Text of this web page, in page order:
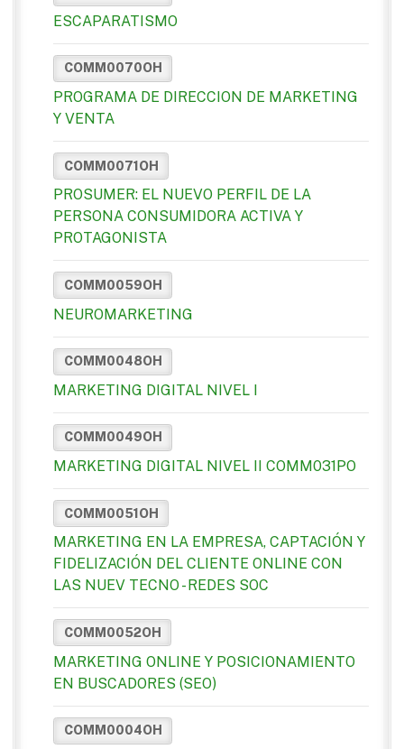
ESCAPARATISMO
COMM0070OH
PROGRAMA DE DIRECCION DE MARKETING
Y VENTA
COMM0071OH
PROSUMER: EL NUEVO PERFIL DE LA
PERSONA CONSUMIDORA ACTIVA Y
PROTAGONISTA
COMM0059OH
NEUROMARKETING
COMM0048OH
MARKETING DIGITAL NIVEL I
COMM0049OH
MARKETING DIGITAL NIVEL II COMM031PO
COMM0051OH
MARKETING EN LA EMPRESA, CAPTACIÓN Y
FIDELIZACIÓN DEL CLIENTE ONLINE CON
LAS NUEV TECNO - REDES SOC
COMM0052OH
MARKETING ONLINE Y POSICIONAMIENTO
EN BUSCADORES (SEO)
COMM0004OH